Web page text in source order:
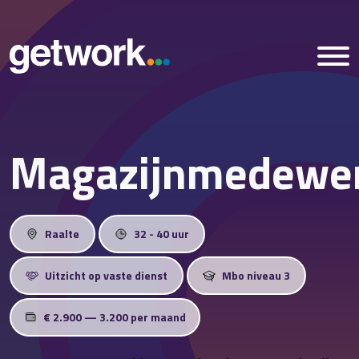
Home
Vacatures
Nieuws
Over ons
Vestigingen
Raalte 32 - 40 uur
Uitzicht op vaste dienst Mbo niveau 3
€ 2.900 — 3.200 per maand